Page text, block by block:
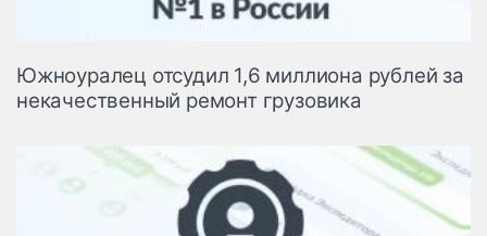
Южноуралец отсудил 1,6 миллиона рублей за
некачественный ремонт грузовика